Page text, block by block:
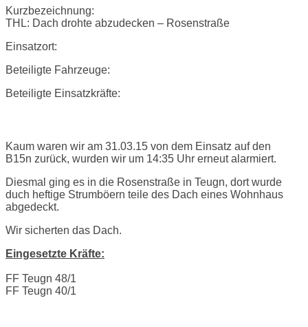
Kurzbezeichnung:
THL: Dach drohte abzudecken – Rosenstraße
Einsatzort:
Beteiligte Fahrzeuge:
Beteiligte Einsatzkräfte:
Kaum waren wir am 31.03.15 von dem Einsatz auf den
B15n zurück, wurden wir um 14:35 Uhr erneut alarmiert.
Diesmal ging es in die Rosenstraße in Teugn, dort wurde
duch heftige Strumböern teile des Dach eines Wohnhaus
abgedeckt.
Wir sicherten das Dach.
Eingesetzte Kräfte:
FF Teugn 48/1
FF Teugn 40/1